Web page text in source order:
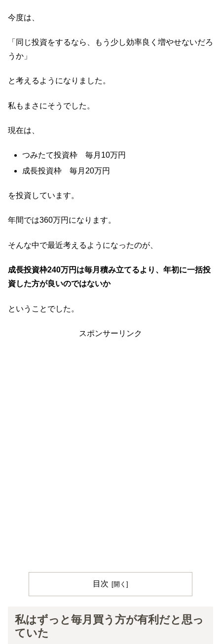
今度は、
「同じ投資をするなら、もう少し効率良く増やせないだろ
うか」
と考えるようになりました。
私もまさにそうでした。
現在は、
つみたて投資枠 毎月10万円
成長投資枠 毎月20万円
を投資しています。
年間では360万円になります。
そんな中で最近考えるようになったのが、
成長投資枠240万円は毎月積み立てるより、年初に一括投
資した方が良いのではないか
ということでした。
スポンサーリンク
目次
私はずっと毎月買う方が有利だと思っ
ていた